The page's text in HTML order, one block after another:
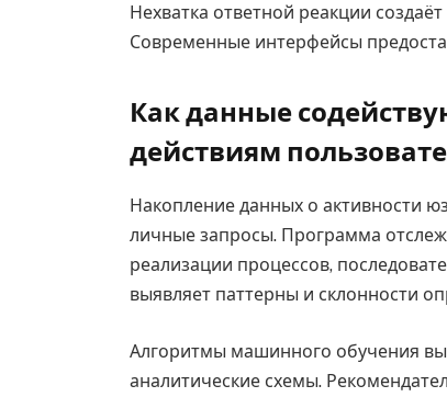
Нехватка ответной реакции
Современные интерфейсы
Как данные
действиям
Накопление данных о активности
личные запросы. Программа
реализации процессов,
выявляет паттерны и склонности
Алгоритмы машинного обучения
аналитические схемы.